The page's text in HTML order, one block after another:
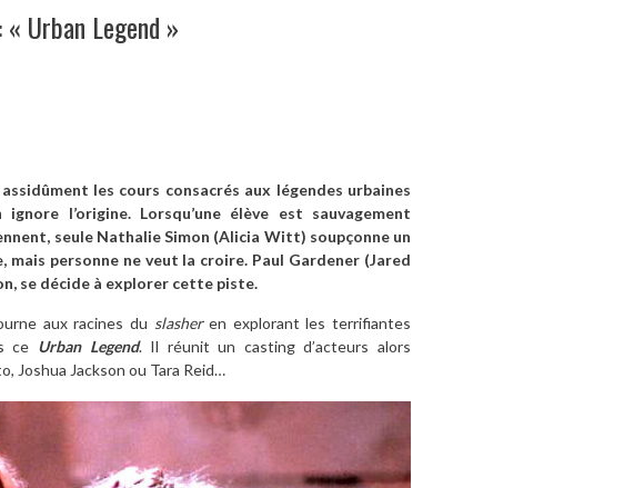
Urban Legend »
les cours consacrés aux légendes urbaines
l’origine. Lorsqu’une élève est sauvagement
seule Nathalie Simon (Alicia Witt) soupçonne un
mais personne ne veut la croire. Paul Gardener (Jared
se décide à explorer cette piste.
aux racines du slasheren explorant les terrifiantes
ce Urban Legend. Il réunit un casting d’acteurs alors
Joshua Jackson ou Tara Reid…